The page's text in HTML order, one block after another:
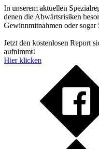
In unserem aktuellen
denen die Abwärtsrisiken
Gewinnmitnahmen oder sogar
Jetzt den kostenlosen Report
aufnimmt!
Hier klicken